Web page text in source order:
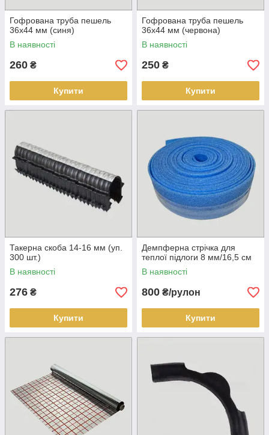
Гофрована труба пешель
36х44 мм (синя)
В наявності
260 ₴
Купити
Гофрована труба пешель
36х44 мм (червона)
В наявності
250 ₴
Купити
Такерна скоба 14-16 мм (уп.
300 шт.)
В наявності
276 ₴
Купити
Демпферна стрічка для
теплої підлоги 8 мм/16,5 см
В наявності
800 ₴/рулон
Купити